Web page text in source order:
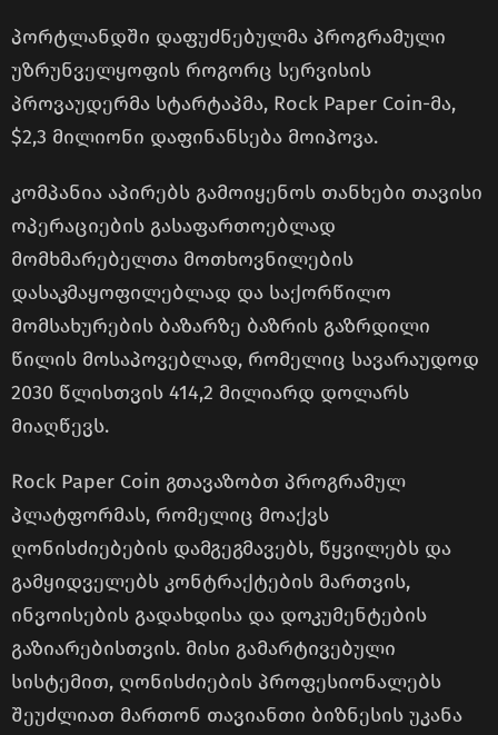
პორტლანდში დაფუძნებულმა პროგრამული
უზრუნველყოფის როგორც სერვისის
პროვაუდერმა სტარტაპმა, Rock Paper Coin-მა,
$2,3 მილიონი დაფინანსება მოიპოვა.
კომპანია აპირებს გამოიყენოს თანხები თავისი
ოპერაციების გასაფართოებლად
მომხმარებელთა მოთხოვნილების
დასაკმაყოფილებლად და საქორწილო
მომსახურების ბაზარზე ბაზრის გაზრდილი
წილის მოსაპოვებლად, რომელიც სავარაუდოდ
2030 წლისთვის 414,2 მილიარდ დოლარს
მიაღწევს.
Rock Paper Coin გთავაზობთ პროგრამულ
პლატფორმას, რომელიც მოაქვს
ღონისძიებების დამგეგმავებს, წყვილებს და
გამყიდველებს კონტრაქტების მართვის,
ინვოისების გადახდისა და დოკუმენტების
გაზიარებისთვის. მისი გამარტივებული
სისტემით, ღონისძიების პროფესიონალებს
შეუძლიათ მართონ თავიანთი ბიზნესის უკანა